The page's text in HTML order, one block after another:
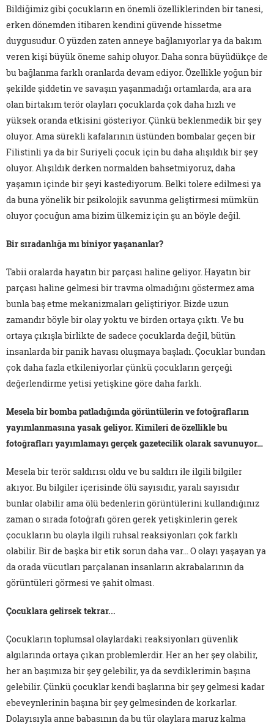
Bildiğimiz gibi çocukların en önemli özelliklerinden bir tanesi,
erken dönemden itibaren kendini güvende hissetme
duygusudur. O yüzden zaten anneye bağlanıyorlar ya da bakım
veren kişi büyük öneme sahip oluyor. Daha sonra büyüdükçe de
bu bağlanma farklı oranlarda devam ediyor. Özellikle yoğun bir
şekilde şiddetin ve savaşın yaşanmadığı ortamlarda, ara ara
olan birtakım terör olayları çocuklarda çok daha hızlı ve
yüksek oranda etkisini gösteriyor. Çünkü beklenmedik bir şey
oluyor. Ama sürekli kafalarının üstünden bombalar geçen bir
Filistinli ya da bir Suriyeli çocuk için bu daha alışıldık bir şey
oluyor. Alışıldık derken normalden bahsetmiyoruz, daha
yaşamın içinde bir şeyi kastediyorum. Belki tolere edilmesi ya
da buna yönelik bir psikolojik savunma geliştirmesi mümkün
oluyor çocuğun ama bizim ülkemiz için şu an böyle değil.
Bir sıradanlığa mı biniyor yaşananlar?
Tabii oralarda hayatın bir parçası haline geliyor. Hayatın bir
parçası haline gelmesi bir travma olmadığını göstermez ama
bunla baş etme mekanizmaları geliştiriyor. Bizde uzun
zamandır böyle bir olay yoktu ve birden ortaya çıktı. Ve bu
ortaya çıkışla birlikte de sadece çocuklarda değil, bütün
insanlarda bir panik havası oluşmaya başladı. Çocuklar bundan
çok daha fazla etkileniyorlar çünkü çocukların gerçeği
değerlendirme yetisi yetişkine göre daha farklı.
Mesela bir bomba patladığında görüntülerin ve fotoğrafların
yayımlanmasına yasak geliyor. Kimileri de özellikle bu
fotoğrafları yayımlamayı gerçek gazetecilik olarak savunuyor…
Mesela bir terör saldırısı oldu ve bu saldırı ile ilgili bilgiler
akıyor. Bu bilgiler içerisinde ölü sayısıdır, yaralı sayısıdır
bunlar olabilir ama ölü bedenlerin görüntülerini kullandığınız
zaman o sırada fotoğrafı gören gerek yetişkinlerin gerek
çocukların bu olayla ilgili ruhsal reaksiyonları çok farklı
olabilir. Bir de başka bir etik sorun daha var… O olayı yaşayan ya
da orada vücutları parçalanan insanların akrabalarının da
görüntüleri görmesi ve şahit olması.
Çocuklara gelirsek tekrar...
Çocukların toplumsal olaylardaki reaksiyonları güvenlik
algılarında ortaya çıkan problemlerdir. Her an her şey olabilir,
her an başımıza bir şey gelebilir, ya da sevdiklerimin başına
gelebilir. Çünkü çocuklar kendi başlarına bir şey gelmesi kadar
ebeveynlerinin başına bir şey gelmesinden de korkarlar.
Dolayısıyla anne babasının da bu tür olaylara maruz kalma